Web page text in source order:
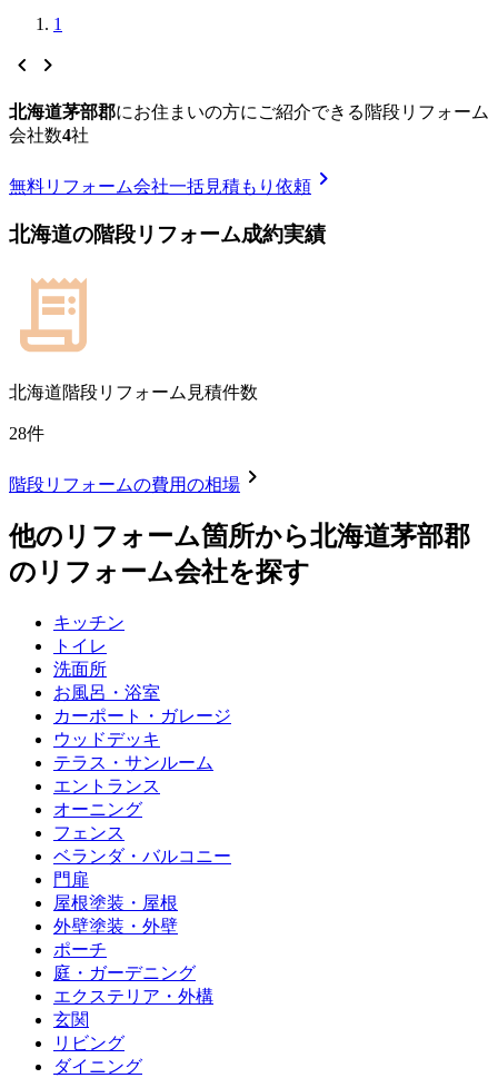
1
chevron_left chevron_right
北海道茅部郡にお住まいの方にご紹介できる 階段リフォーム
会社数4社
無料リフォーム会社一括見積もり依頼 chevron_right
北海道の階段リフォーム成約実績
北海道階段リフォーム見積件数
28件
階段リフォームの費用の相場 chevron_right
他のリフォーム箇所から北海道茅部郡
のリフォーム会社を探す
キッチン
トイレ
洗面所
お風呂・浴室
カーポート・ガレージ
ウッドデッキ
テラス・サンルーム
エントランス
オーニング
フェンス
ベランダ・バルコニー
門扉
屋根塗装・屋根
外壁塗装・外壁
ポーチ
庭・ガーデニング
エクステリア・外構
玄関
リビング
ダイニング